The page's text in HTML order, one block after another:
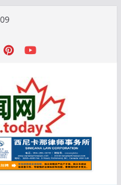
一半，现在申请要等19
成脑震荡! 大批人起哄拍
! 热恋一年感情持续升温
学年大学申请开跑7个大不